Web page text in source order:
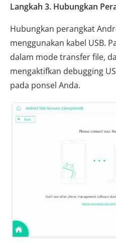
Langkah 3. Hubungkan
Hubungkan perangkat
menggunakan kabel USB.
dalam mode transfer file,
mengaktifkan debugging
pada ponsel Anda.